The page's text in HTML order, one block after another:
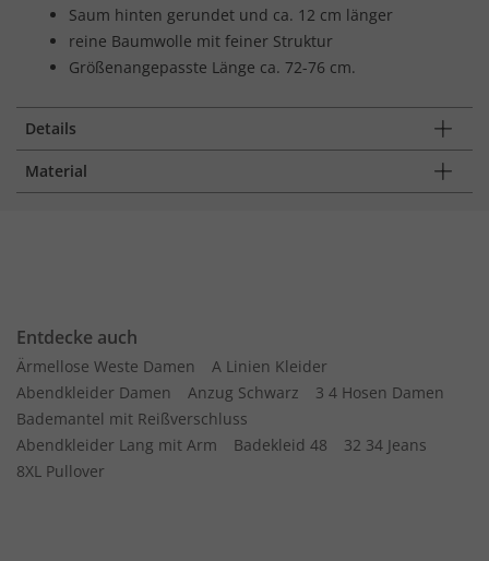
Saum hinten gerundet und ca. 12 cm länger
reine Baumwolle mit feiner Struktur
Größenangepasste Länge ca. 72-76 cm.
Details
Material
Entdecke auch
Ärmellose Weste Damen
A Linien Kleider
Abendkleider Damen
Anzug Schwarz
3 4 Hosen Damen
Bademantel mit Reißverschluss
Abendkleider Lang mit Arm
Badekleid 48
32 34 Jeans
8XL Pullover